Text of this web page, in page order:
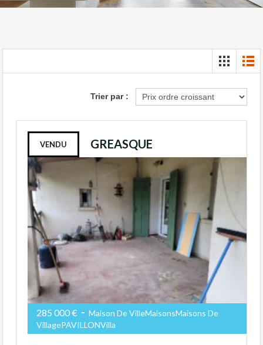
Trier par :
VENDU GREASQUE
285 000 € - Maison De VilleMaisonsMaisons De
VillagePAVILLONVilla